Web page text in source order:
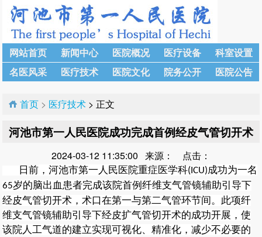
网站首页 新闻中心 医院概况 医疗设备
科室设置
名医风采
医疗技术 医院文化 院务公开 医院公告
首页 > 医疗技术 > 正文
河池市第一人民医院成功完成首例经皮气管切开术
2024-03-12 11:35:00 来源： 点击：
日前 ，河池市第一人民医院重症医学科( ICU)成功为一名
65岁的脑出血患者完成该院首例纤维支气管镜辅助引导下
经皮气管切开术，术口在第一与第二气管环节间。 此项纤
维支气管镜辅助引导下经皮扩气管切开术的成功开展，使
该院人工气道的建立实现可视化、精准化，减少不必要的